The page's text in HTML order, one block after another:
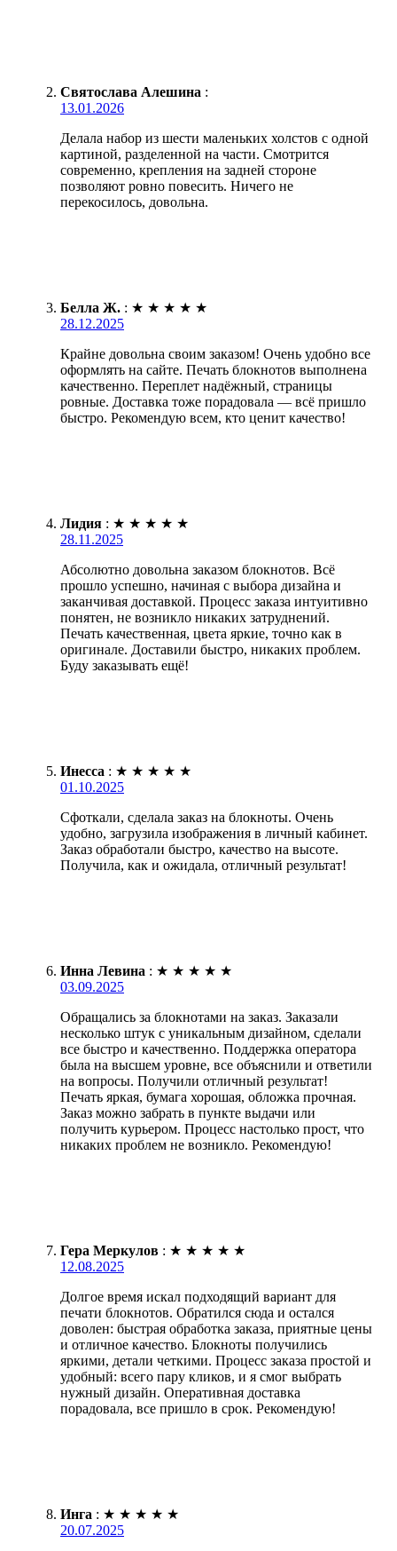
Святослава Алешина :
13.01.2026
Делала набор из шести маленьких холстов с одной
картиной, разделенной на части. Смотрится
современно, крепления на задней стороне
позволяют ровно повесить. Ничего не
перекосилось, довольна.
Белла Ж. : ★ ★ ★ ★ ★
28.12.2025
Крайне довольна своим заказом! Очень удобно все
оформлять на сайте. Печать блокнотов выполнена
качественно. Переплет надёжный, страницы
ровные. Доставка тоже порадовала — всё пришло
быстро. Рекомендую всем, кто ценит качество!
Лидия : ★ ★ ★ ★ ★
28.11.2025
Абсолютно довольна заказом блокнотов. Всё
прошло успешно, начиная с выбора дизайна и
заканчивая доставкой. Процесс заказа интуитивно
понятен, не возникло никаких затруднений.
Печать качественная, цвета яркие, точно как в
оригинале. Доставили быстро, никаких проблем.
Буду заказывать ещё!
Инесса : ★ ★ ★ ★ ★
01.10.2025
Сфоткали, сделала заказ на блокноты. Очень
удобно, загрузила изображения в личный кабинет.
Заказ обработали быстро, качество на высоте.
Получила, как и ожидала, отличный результат!
Инна Левина : ★ ★ ★ ★ ★
03.09.2025
Обращались за блокнотами на заказ. Заказали
несколько штук с уникальным дизайном, сделали
все быстро и качественно. Поддержка оператора
была на высшем уровне, все объяснили и ответили
на вопросы. Получили отличный результат!
Печать яркая, бумага хорошая, обложка прочная.
Заказ можно забрать в пункте выдачи или
получить курьером. Процесс настолько прост, что
никаких проблем не возникло. Рекомендую!
Гера Меркулов : ★ ★ ★ ★ ★
12.08.2025
Долгое время искал подходящий вариант для
печати блокнотов. Обратился сюда и остался
доволен: быстрая обработка заказа, приятные цены
и отличное качество. Блокноты получились
яркими, детали четкими. Процесс заказа простой и
удобный: всего пару кликов, и я смог выбрать
нужный дизайн. Оперативная доставка
порадовала, все пришло в срок. Рекомендую!
Инга : ★ ★ ★ ★ ★
20.07.2025